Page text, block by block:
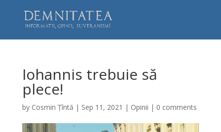
Iohannis trebuie să
plece!
by Cosmin Țîntă | Sep 11, 2021 | Opinii | 0 comments